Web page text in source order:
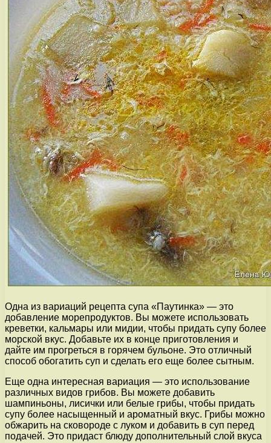
Одна из вариаций рецепта супа «Паутинка» — это
добавление морепродуктов. Вы можете использовать
креветки, кальмары или мидии, чтобы придать супу более
морской вкус. Добавьте их в конце приготовления и
дайте им прогреться в горячем бульоне. Это отличный
способ обогатить суп и сделать его еще более сытным.
Еще одна интересная вариация — это использование
различных видов грибов. Вы можете добавить
шампиньоны, лисички или белые грибы, чтобы придать
супу более насыщенный и ароматный вкус. Грибы можно
обжарить на сковороде с луком и добавить в суп перед
подачей. Это придаст блюду дополнительный слой вкуса